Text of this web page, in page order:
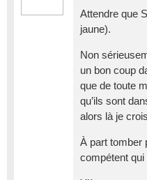
Attendre que
jaune).
Non
un bon coup
que de toute
qu’ils sont
alors là je
À part tomber
compétent